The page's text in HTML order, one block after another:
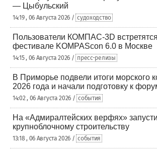
— Цыбульский
14:19 , 06 Августа 2026 / судоходство
Пользователи КОМПАС-3D
фестивале KOMPAScon 6.0 в Москве
14:15 , 06 Августа 2026 / пресс-релизы
В Приморье подвели итоги морского
2026 года и начали подготовку к
14:02 , 06 Августа 2026 / события
На «Адмиралтейских верфях»
крупноблочному строительству
13:18 , 06 Августа 2026 / события